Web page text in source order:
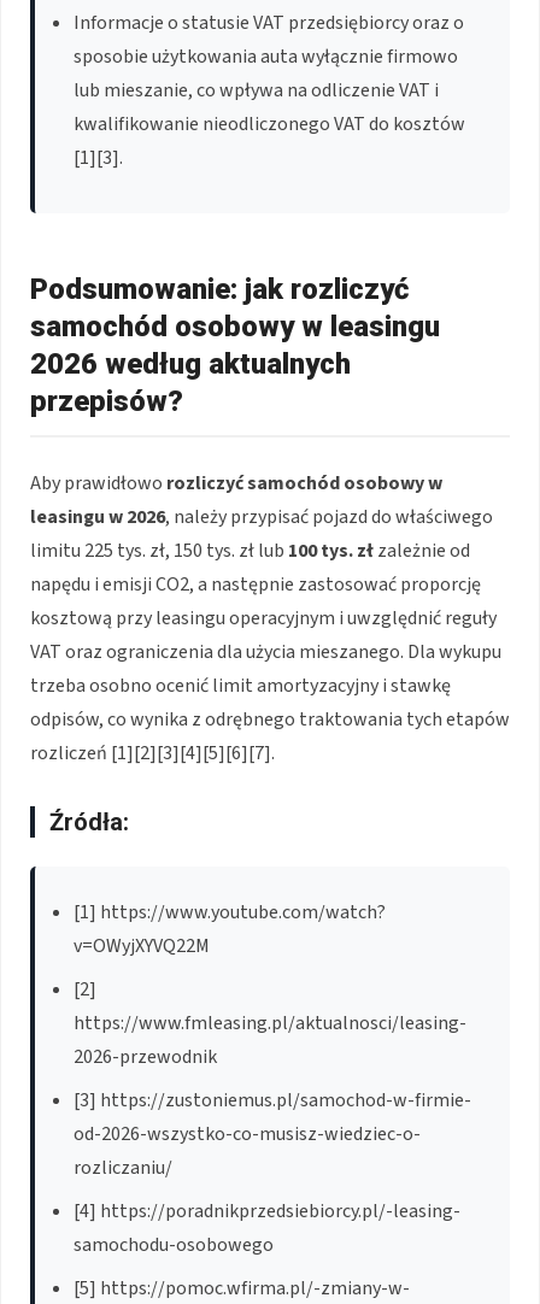
Informacje o statusie VAT przedsiębiorcy oraz o
sposobie użytkowania auta wyłącznie firmowo
lub mieszanie, co wpływa na odliczenie VAT i
kwalifikowanie nieodliczonego VAT do kosztów
[1][3].
Podsumowanie: jak rozliczyć
samochód osobowy w leasingu
2026 według aktualnych
przepisów?
Aby prawidłowo rozliczyć samochód osobowy w
leasingu w 2026, należy przypisać pojazd do właściwego
limitu 225 tys. zł, 150 tys. zł lub 100 tys. złzależnie od
napędu i emisji CO2, a następnie zastosować proporcję
kosztową przy leasingu operacyjnym i uwzględnić reguły
VAT oraz ograniczenia dla użycia mieszanego. Dla wykupu
trzeba osobno ocenić limit amortyzacyjny i stawkę
odpisów, co wynika z odrębnego traktowania tych etapów
rozliczeń [1][2][3][4][5][6][7].
Źródła:
[1] https://www.youtube.com/watch?
v=OWyjXYVQ22M
[2]
https://www.fmleasing.pl/aktualnosci/leasing-
2026-przewodnik
[3] https://zustoniemus.pl/samochod-w-firmie-
od-2026-wszystko-co-musisz-wiedziec-o-
rozliczaniu/
[4] https://poradnikprzedsiebiorcy.pl/-leasing-
samochodu-osobowego
[5] https://pomoc.wfirma.pl/-zmiany-w-